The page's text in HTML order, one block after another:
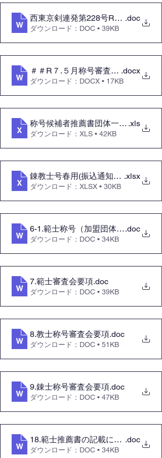
西東
.doc
ダウンロード：DOC • 39KB
＃＃R７.５月称号審査通知用：西
.docx
ダウンロード：DOCX • 17KB
称号候補者推薦書団体一覧 (西東京)
.xls
ダウンロード：XLS • 42KB
錬教士号春用(振込通知書・候補者推
.xlsx
ダウンロード：XLSX • 30KB
6-1.範士称号（加盟団体用）.doc
ダウンロード：DOC • 34KB
7.範士審査会要項.doc
ダウンロード：DOC • 39KB
8.教士称号審査会要項.doc
ダウンロード：DOC • 51KB
9.錬士称号審査会要項.doc
ダウンロード：DOC • 47KB
18.範士推薦書の記載について
.doc
ダウンロード：DOC • 34KB